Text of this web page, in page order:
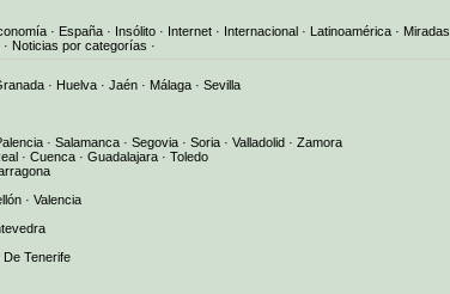
· España · Insólito · Internet · Internacional · Latinoamérica · Miradas
· Noticias por categorías ·
· Huelva · Jaén · Málaga · Sevilla
· Salamanca · Segovia · Soria · Valladolid · Zamora
· Cuenca · Guadalajara · Toledo
· Valencia
Tenerife